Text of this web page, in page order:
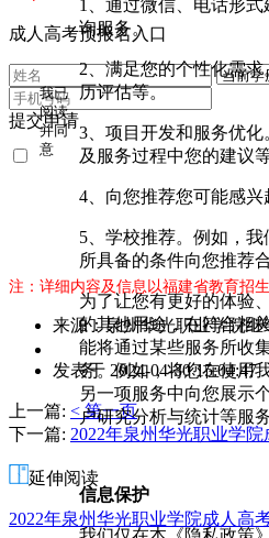
成人高考预报名入口
提交申请
我已
阅读
并同
意
1、通过微信、电话形
询服务。
2、满足您的个性化需
历评估等。
3、项目开发和服务优
及服务过程中您的建议
4、向您推荐您可能感兴
5、学校推荐。例如，
所具备的条件向您推荐
为了让您有更好的体验
的其他用途，在符合相
能将通过某些服务所收
务。例如，将您在使用
另一项服务中向您展示
户研究分析与统计等服务
信息保护
注：详细内容及信息以福建省教育招
来源：泉州华光职业学院继
者：
老
师
发表于 2024-04-30 15:04:47
上一篇: < 第一页
下一篇: 2022年泉州华光职业学
延伸阅读
2022年泉州华光职业学院成人高